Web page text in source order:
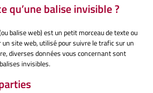
qu’une balise invisible ?
balise web) est un petit morceau de texte ou
un site web, utilisé pour suivre le trafic sur un
diverses données vous concernant sont
invisibles.